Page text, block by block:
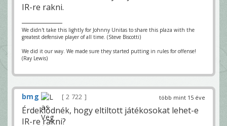
IR-re rakni.
We didn't take this lightly for Johnny Unitas to share this plaza with the
greatest defensive player of all time. (Steve Biscotti)
We did it our way. We made sure they started putting in rules for offense!
(Ray Lewis)
több mint 15 éve
bmg 2 722
Érdeklődnék, hogy eltiltott játékosokat lehet-e
IR-re rakni?